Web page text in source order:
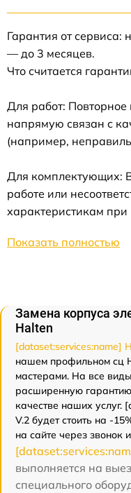
Гарантия от сервиса:
— до 3 месяцев.
Что считается
Для работ:
напрямую связан с
(например,
Для комплектующих:
работе или
характеристикам
Показать полностью
Замена корпуса
Halten
[dataset:services:name]
нашем профильном сц
мастерами. На все
расширенную
качестве наших услуг.
V.2 будет стоить на -
на сайте через звонок
выполняется на
специального